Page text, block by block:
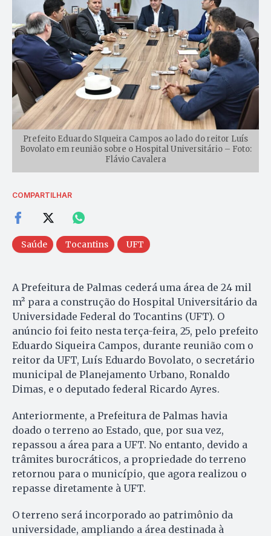
Prefeito Eduardo SIqueira Campos ao lado do reitor Luís
Bovolato em reunião sobre o Hospital Universitário – Foto:
Flávio Cavalera
COMPARTILHAR
Saúde Tocantins UFT
A Prefeitura de Palmas cederá uma área de 24 mil
m² para a construção do Hospital Universitário da
Universidade Federal do Tocantins (UFT). O
anúncio foi feito nesta terça-feira, 25, pelo prefeito
Eduardo Siqueira Campos, durante reunião com o
reitor da UFT, Luís Eduardo Bovolato, o secretário
municipal de Planejamento Urbano, Ronaldo
Dimas, e o deputado federal Ricardo Ayres.
Anteriormente, a Prefeitura de Palmas havia
doado o terreno ao Estado, que, por sua vez,
repassou a área para a UFT. No entanto, devido a
trâmites burocráticos, a propriedade do terreno
retornou para o município, que agora realizou o
repasse diretamente à UFT.
O terreno será incorporado ao patrimônio da
universidade, ampliando a área destinada à